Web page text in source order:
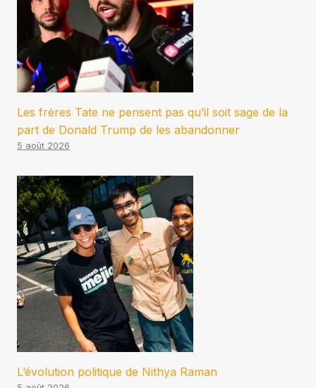
Les frères Tate ne pensent pas qu’il soit sage de la
part de Donald Trump de les abandonner
5 août 2026
L’évolution politique de Nithya Raman